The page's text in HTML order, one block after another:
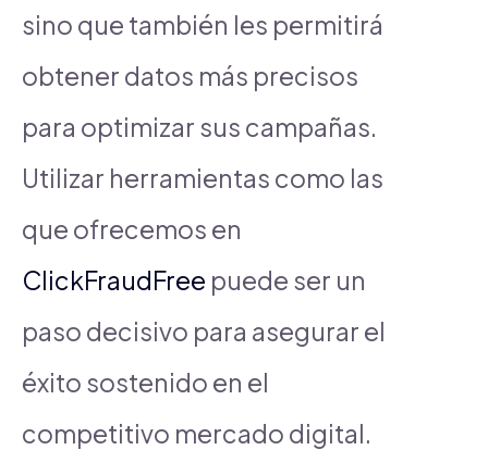
sino que también les permitirá
obtener datos más precisos
para optimizar sus campañas.
Utilizar herramientas como las
que ofrecemos en
ClickFraudFree puede ser un
paso decisivo para asegurar el
éxito sostenido en el
competitivo mercado digital.